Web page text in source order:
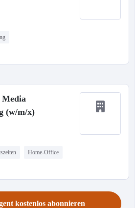
(w/m/x)
Home-Office
kostenlos abonnieren